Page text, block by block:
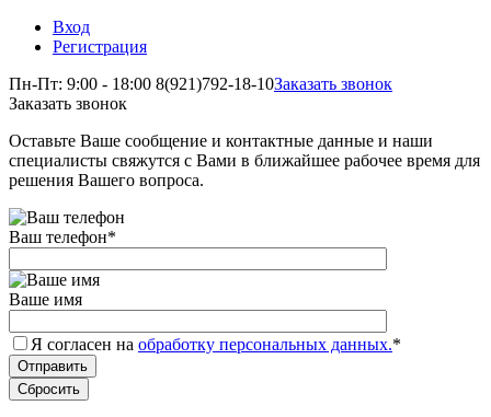
Вход
Регистрация
Пн-Пт: 9:00 - 18:00 8(921)792-18-10Заказать звонок
Заказать звонок
Оставьте Ваше сообщение и контактные данные и наши
специалисты свяжутся с Вами в ближайшее рабочее время для
решения Вашего вопроса.
Ваш телефон*
Ваше имя
Я согласен на обработку персональных данных.*